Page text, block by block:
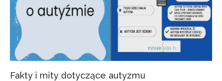
Fakty i mity dotyczące autyzmu